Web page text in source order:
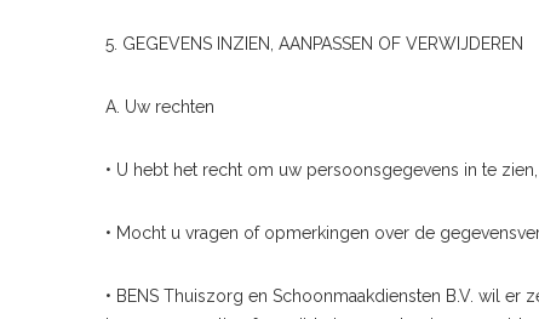
5. GEGEVENS INZIEN, AANPASSEN OF VERWIJDEREN
A. Uw rechten
• U hebt het recht om uw persoonsgegevens in te
• Mocht u vragen of opmerkingen over de
• BENS Thuiszorg en Schoonmaakdiensten B.V. wil